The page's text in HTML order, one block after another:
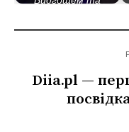
Diia.pl —